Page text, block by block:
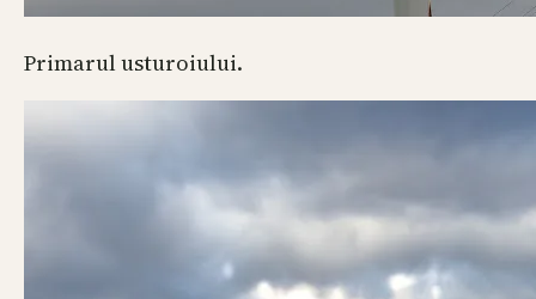
Primarul usturoiului.